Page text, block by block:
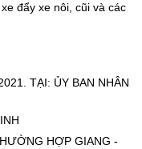
đẩy xe nôi, cũi và các
TẠI: ỦY BAN NHÂN
HỢP GIANG -